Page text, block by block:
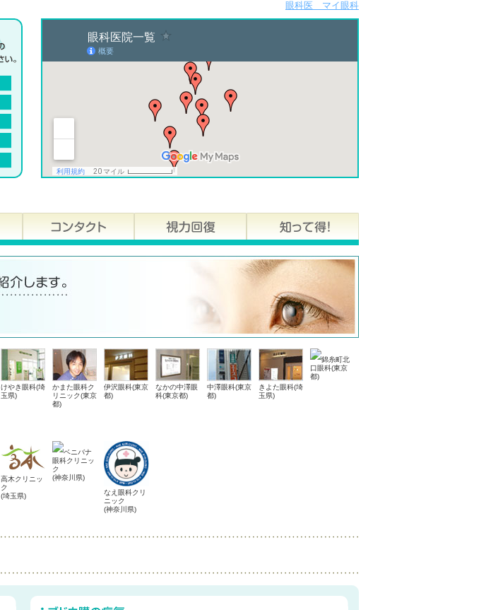
眼科医 マイ眼科
けやき眼科(埼
玉県)
かまた眼科ク
リニック(東京
都)
伊沢眼科(東京
都)
なかの中澤眼
科(東京都)
中澤眼科(東京
都)
きよた眼科(埼
玉県)
錦糸町北
口眼科(東京
都)
高木クリニッ
ク
(埼玉県)
ベニバナ
眼科クリニッ
ク
(神奈川県)
なえ眼科クリ
ニック
(神奈川県)